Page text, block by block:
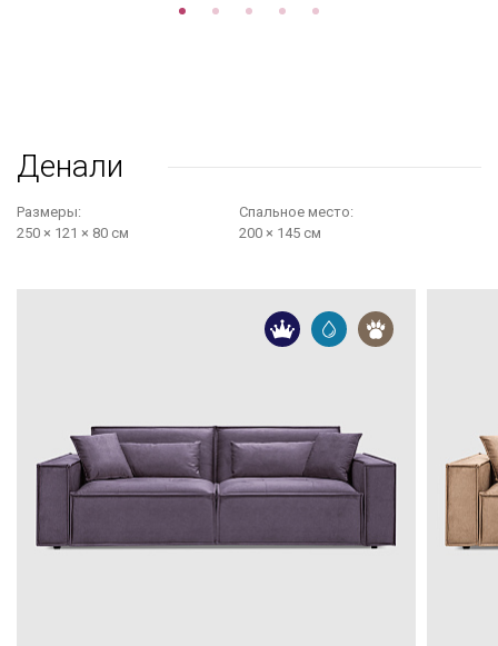
Денали
Размеры:
250 × 121 × 80 см
Cпальное место:
200 × 145 см